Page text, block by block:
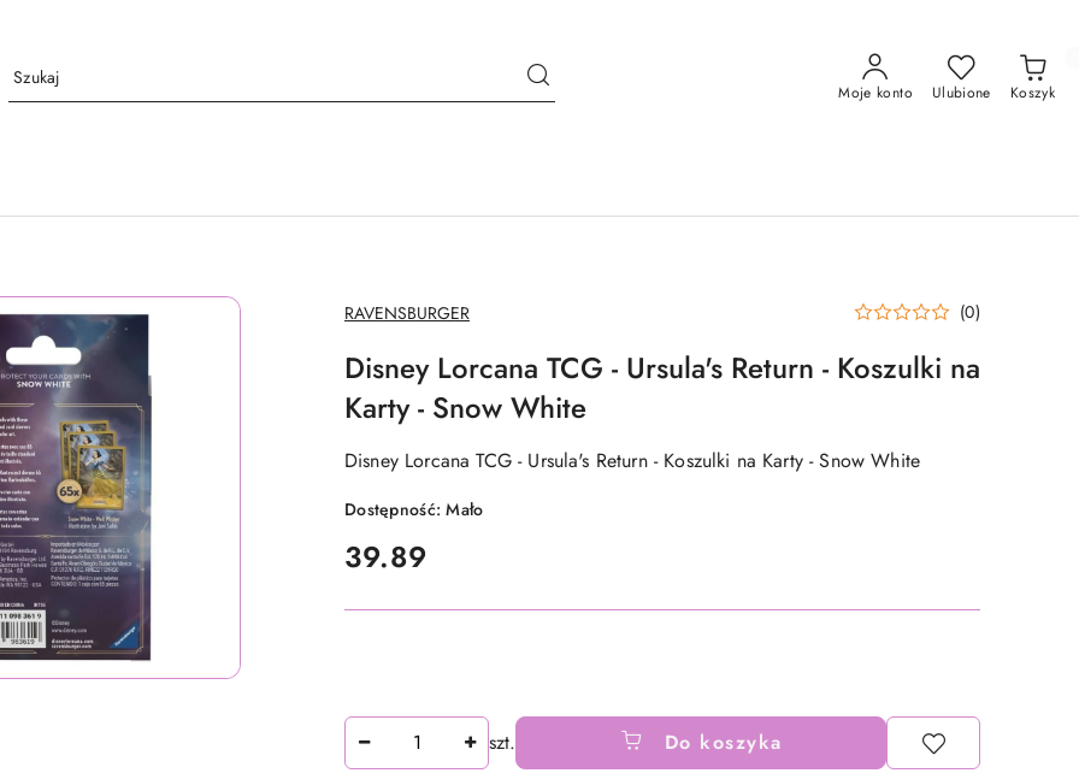
Moje konto Ulubione Koszyk
NAZWA
PRODUCENTA:
RAVENSBURGER (0)
Disney Lorcana TCG - Ursula's Return - Koszulki na
Karty - Snow White
Disney Lorcana TCG - Ursula's Return - Koszulki na Karty - Snow White
Dostępność:Mało
cena:
39.89
Ilość szt. Do koszyka